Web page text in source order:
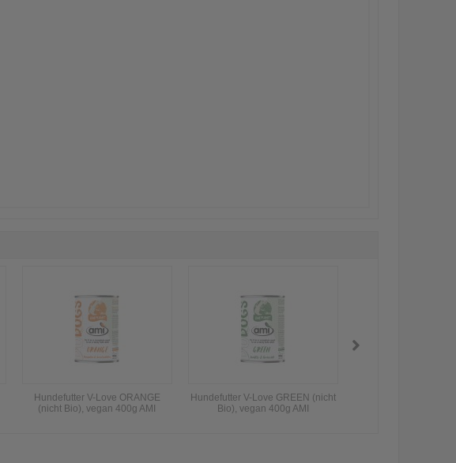
Hundefutter V-Love ORANGE
(nicht Bio), vegan 400g AMI
Hundefutter V-Love GREEN (nicht
Bio), vegan 400g AMI